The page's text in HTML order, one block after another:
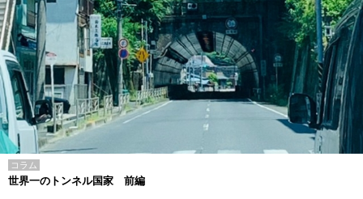
コラム
世界一のトンネル国家 前編